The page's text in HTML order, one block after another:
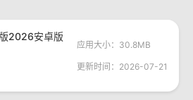
2026安卓版
应用大小：30.8MB
更新时间：2026-07-21